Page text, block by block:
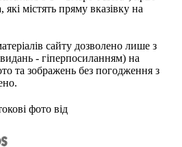
які містять пряму вказівку на
сайту дозволено лише з
- гіперпосиланням) на
та зображень без погодження з
фото від